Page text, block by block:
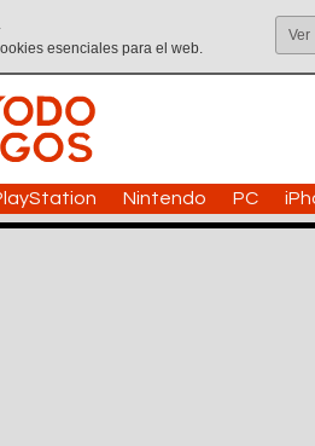
esenciales para el web.
Ver
Nintendo PC